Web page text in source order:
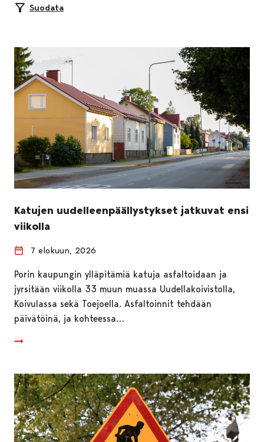
Suodata
Katujen uudelleenpäällystykset jatkuvat ensi
viikolla
7 elokuun, 2026
Porin kaupungin ylläpitämiä katuja asfaltoidaan ja
jyrsitään viikolla 33 muun muassa Uudellakoivistolla,
Koivulassa sekä Toejoella. Asfaltoinnit tehdään
päivätöinä, ja kohteessa…